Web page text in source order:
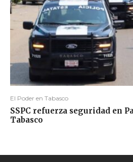
El Poder en Tabasco
SSPC refuerza seguridad en
Tabasco